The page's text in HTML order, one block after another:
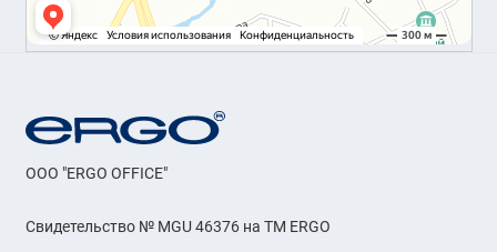
OOO "ERGO OFFICE"
Свидетельство № MGU 46376 на ТМ ERGO